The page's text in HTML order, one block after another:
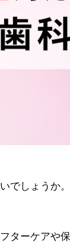
でしょうか。
ターケアや